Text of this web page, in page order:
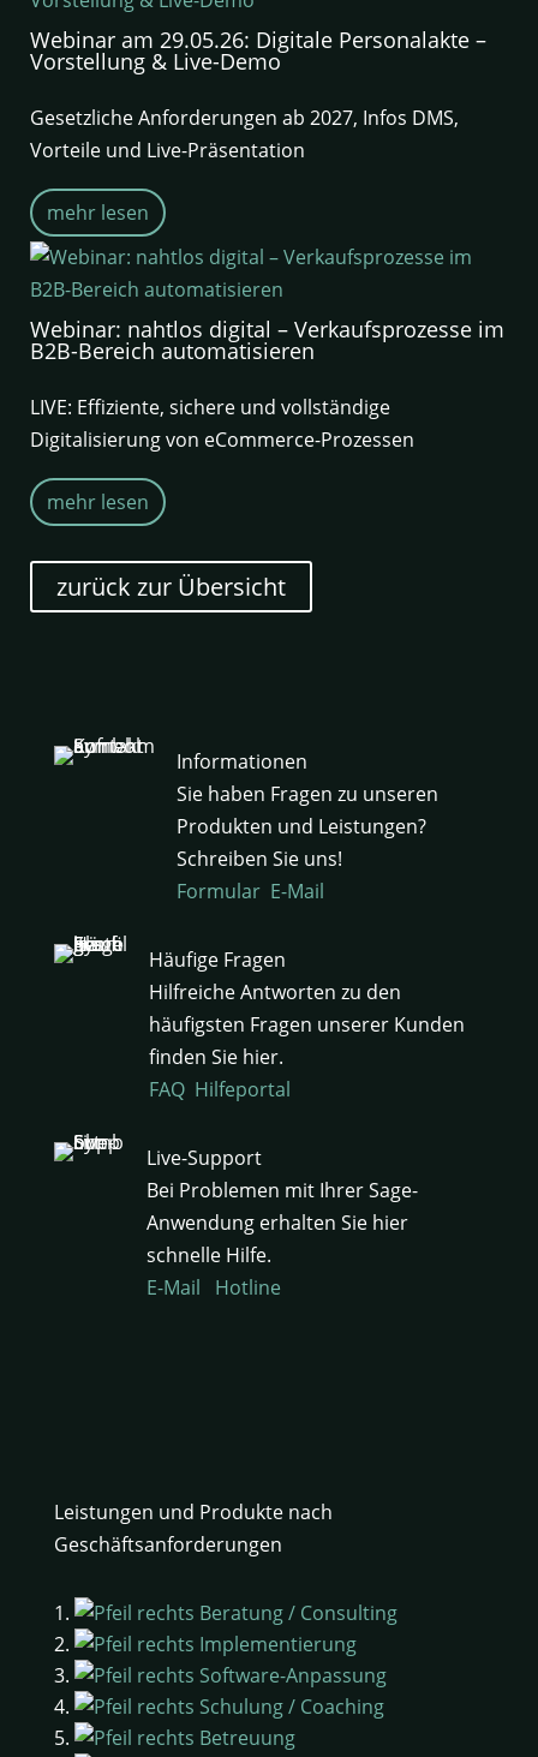
Webinar am 29.05.26: Digitale Personalakte –
Vorstellung & Live-Demo
Gesetzliche Anforderungen ab 2027, Infos DMS,
Vorteile und Live-Präsentation
mehr lesen
Webinar: nahtlos digital – Verkaufsprozesse im
B2B-Bereich automatisieren
LIVE: Effiziente, sichere und vollständige
Digitalisierung von eCommerce-Prozessen
mehr lesen
zurück zur Übersicht
Informationen
Sie haben Fragen zu unseren
Produkten und Leistungen?
Schreiben Sie uns!
Formular E-Mail
Häufige Fragen
Hilfreiche Antworten zu den
häufigsten Fragen unserer Kunden
finden Sie hier.
FAQ Hilfeportal
Live-Support
Bei Problemen mit Ihrer Sage-
Anwendung erhalten Sie hier
schnelle Hilfe.
E-Mail
Hotline
Leistungen und Produkte nach
Geschäftsanforderungen
Beratung / Consulting
Implementierung
Software-Anpassung
Schulung / Coaching
Betreuung